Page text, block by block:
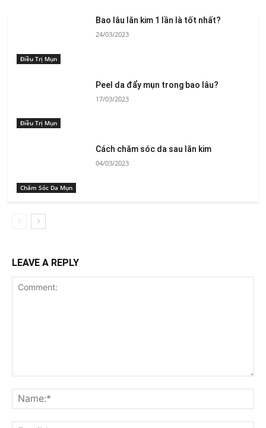
Điều Trị Mụn
Bao lâu lăn kim 1 lần là tốt nhất?
24/03/2023
Điều Trị Mụn
Peel da đẩy mụn trong bao lâu?
17/03/2023
Chăm Sóc Da Mụn
Cách chăm sóc da sau lăn kim
04/03/2023
LEAVE A REPLY